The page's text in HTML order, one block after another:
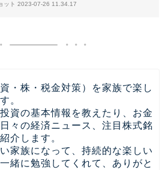
ット 2023-07-26 11.34.17
・株・税金対策）を家族で楽し
。
資の基本情報を教えたり、お金
々の経済ニュース、注目株式銘
介します。
家族になって、持続的な楽しい
緒に勉強してくれて、ありがと